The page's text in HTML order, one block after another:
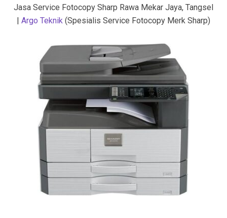
Jasa Service Fotocopy Sharp Rawa Mekar Jaya, Tangsel
Argo Teknik (Spesialis Service Fotocopy Merk Sharp)